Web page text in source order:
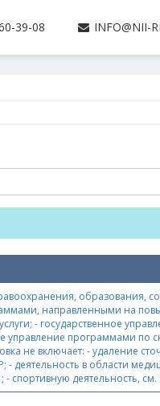
39-08 INFO@NII-
образования,
направленными на
- государственное
управление программами
не включает: - удаление
- деятельность в области
- спортивную деятельность, см.